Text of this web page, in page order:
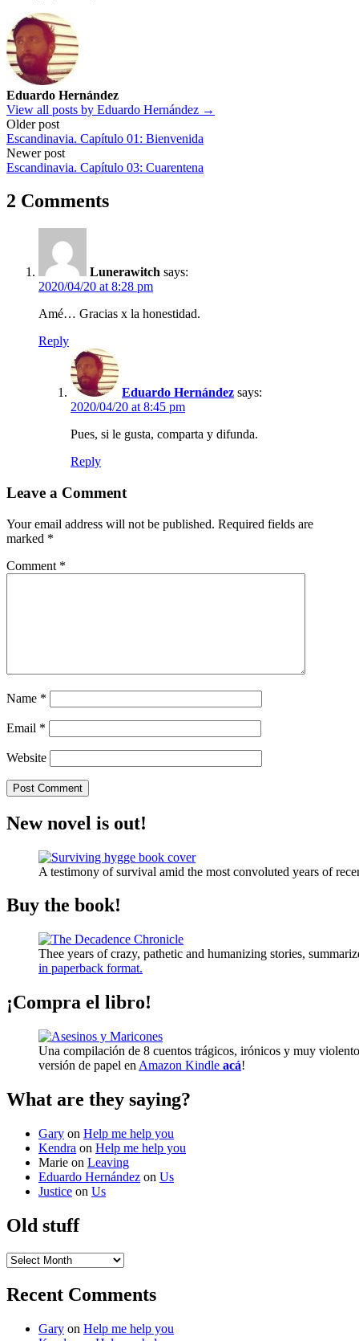
Eduardo Hernández
View all posts by Eduardo Hernández →
Post
navigation
Older post
Escandinavia. Capítulo 01: Bienvenida
Newer post
Escandinavia. Capítulo 03: Cuarentena
2 Comments
Lunerawitch says:
2020/04/20 at 8:28 pm
Amé… Gracias x la honestidad.
Reply
Eduardo Hernández says:
2020/04/20 at 8:45 pm
Pues, si le gusta, comparta y difunda.
Reply
Leave a Comment
Your email address will not be published. Required fields are
marked *
Comment *
Name *
Email *
Website
New novel is out!
A testimony of survival amid the most convoluted years of
Buy the book!
Thee years of crazy, pathetic and humanizing stories,
in paperback format.
¡Compra el libro!
Una compilación de 8 cuentos trágicos, irónicos y muy
versión de papel en Amazon Kindle acá!
What are they saying?
Gary on Help me help you
Kendra on Help me help you
Marie on Leaving
Eduardo Hernández on Us
Justice on Us
Old stuff
Old
Recent Comments
Gary on Help me help you